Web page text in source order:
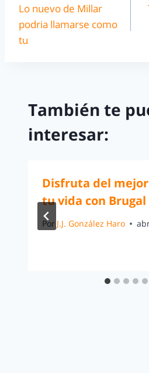
Lo nuevo de Millar
podria llamarse como
tu
También te
interesar:
Disfruta del
tu vida con Brugal
Por J.J. González Haro